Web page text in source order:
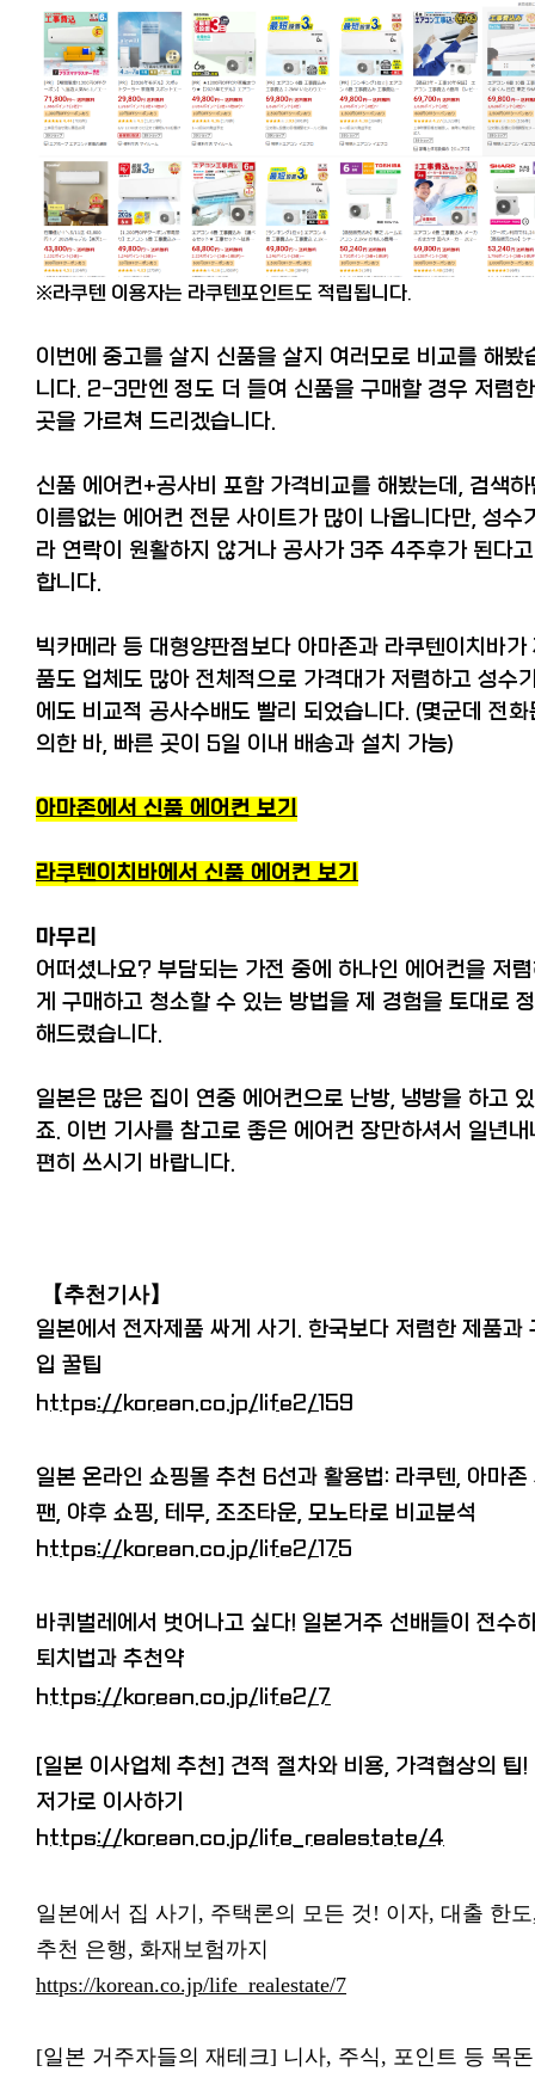
※라쿠텐 이용자는 라쿠텐포인트도 적립됩니다.
이번에 중고를 살지 신품을 살지 여러모로 비교를 해봤
니다. 2-3만엔 정도 더 들여 신품을 구매할 경우 저렴한
곳을 가르쳐 드리겠습니다.
신품 에어컨+공사비 포함 가격비교를 해봤는데, 검색하
이름없는 에어컨 전문 사이트가 많이 나옵니다만, 성수
라 연락이 원활하지 않거나 공사가 3주 4주후가 된다고
합니다.
빅카메라 등 대형양판점보다 아마존과 라쿠텐이치바가
품도 업체도 많아 전체적으로 가격대가 저렴하고 성수
에도 비교적 공사수배도 빨리 되었습니다. (몇군데 전화
의한 바, 빠른 곳이 5일 이내 배송과 설치 가능)
아마존에서 신품 에어컨 보기
라쿠텐이치바에서 신품 에어컨 보기
마무리
어떠셨나요? 부담되는 가전 중에 하나인 에어컨을 저
게 구매하고 청소할 수 있는 방법을 제 경험을 토대로
해드렸습니다.
일본은 많은 집이 연중 에어컨으로 난방, 냉방을 하고 있
죠. 이번 기사를 참고로 좋은 에어컨 장만하셔서 일년내
편히 쓰시기 바랍니다.
【추천기사】
일본에서 전자제품 싸게 사기. 한국보다 저렴한 제품과
입 꿀팁
https://korean.co.jp/life2/159
일본 온라인 쇼핑몰 추천 6선과 활용법: 라쿠텐, 아마존
팬, 야후 쇼핑, 테무, 조조타운, 모노타로 비교분석
https://korean.co.jp/life2/175
바퀴벌레에서 벗어나고 싶다! 일본거주 선배들이 전수
퇴치법과 추천약
https://korean.co.jp/life2/7
[일본 이사업체 추천] 견적 절차와 비용, 가격협상의 팁!
저가로 이사하기
https://korean.co.jp/life_realestate/4
일본에서 집 사기, 주택론의 모든 것! 이자, 대출 한
추천 은행, 화재보험까지
https://korean.co.jp/life_realestate/7
[일본 거주자들의 재테크] 니사, 주식, 포인트 등 목돈